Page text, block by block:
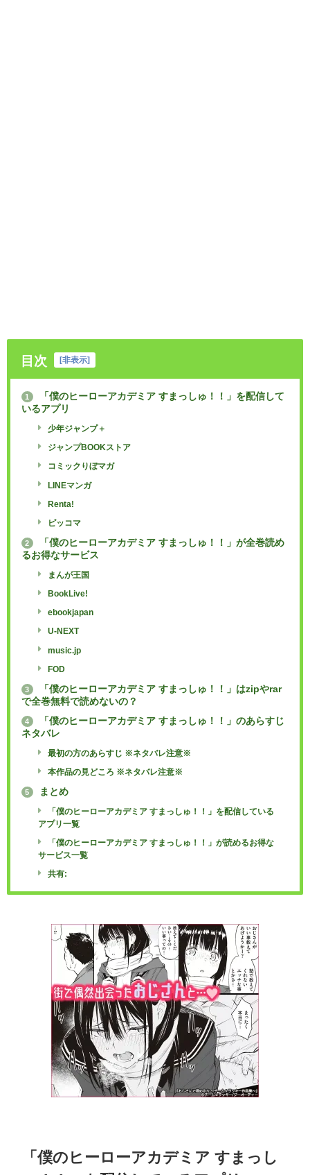
目次 [非表示]
1
「僕のヒーローアカデミア すまっしゅ！！」を配信して
いるアプリ
少年ジャンプ＋
ジャンプBOOKストア
コミックりぼマガ
LINEマンガ
Renta!
ピッコマ
2
「僕のヒーローアカデミア すまっしゅ！！」が全巻読め
るお得なサービス
まんが王国
BookLive!
ebookjapan
U-NEXT
music.jp
FOD
3
「僕のヒーローアカデミア すまっしゅ！！」はzipやrar
で全巻無料で読めないの？
4
「僕のヒーローアカデミア すまっしゅ！！」のあらすじ
ネタバレ
最初の方のあらすじ ※ネタバレ注意※
本作品の見どころ ※ネタバレ注意※
5 まとめ
「僕のヒーローアカデミア すまっしゅ！！」を配信している
アプリ一覧
「僕のヒーローアカデミア すまっしゅ！！」が読めるお得な
サービス一覧
共有:
「僕のヒーローアカデミア すまっし